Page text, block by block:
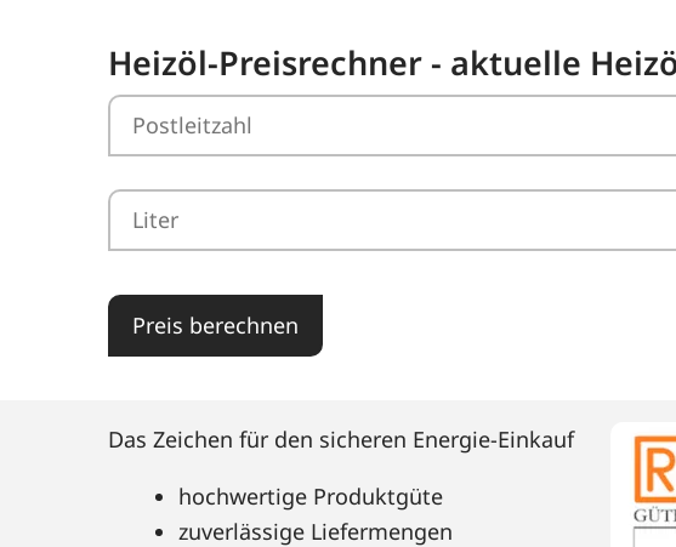
Heizöl-Preisrechner - aktuelle
Preis berechnen
Das Zeichen für den sicheren Energie-Einkauf
hochwertige Produktgüte
zuverlässige Liefermengen